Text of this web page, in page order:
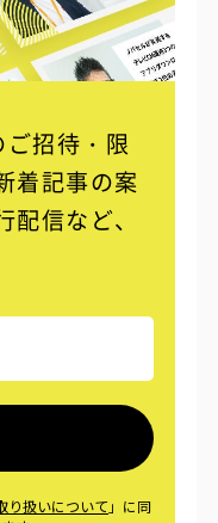
招待・限
着記事の案
信など、